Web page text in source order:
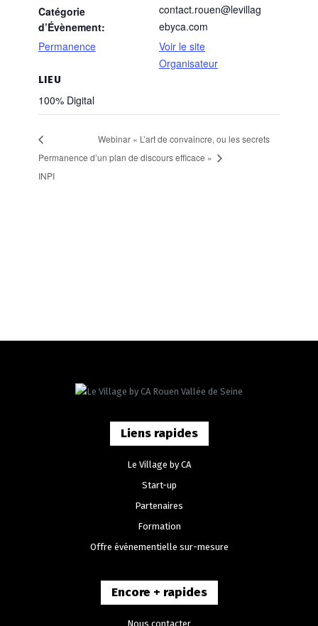
Catégorie
d’Évènement:
Permanence
LIEU
100% Digital
contact.rouen@levillag
ebyca.com
Voir le site
Organisateur
Permanence
INPI
Webinar « L’art de convaincre, ou les secrets
d’un plan de discours efficace »
Liens rapides
Le Village by CA
Start-up
Partenaires
Formation
Offre événementielle sur-mesure
Encore + rapides
Nous contacter